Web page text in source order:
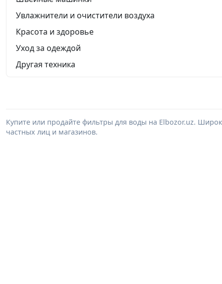
Увлажнители и очистители воздуха
Красота и здоровье
Уход за одеждой
Другая техника
Купите или продайте фильтры для воды на Elbozor.uz.
частных лиц и магазинов.